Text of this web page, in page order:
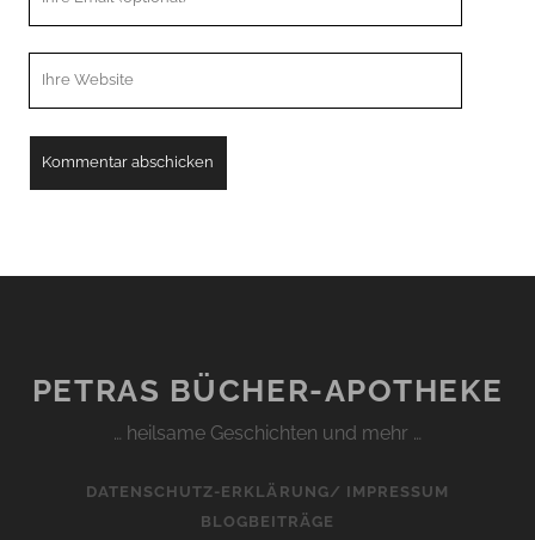
PETRAS BÜCHER-APOTHEKE
… heilsame Geschichten und mehr …
DATENSCHUTZ-ERKLÄRUNG/ IMPRESSUM
BLOGBEITRÄGE